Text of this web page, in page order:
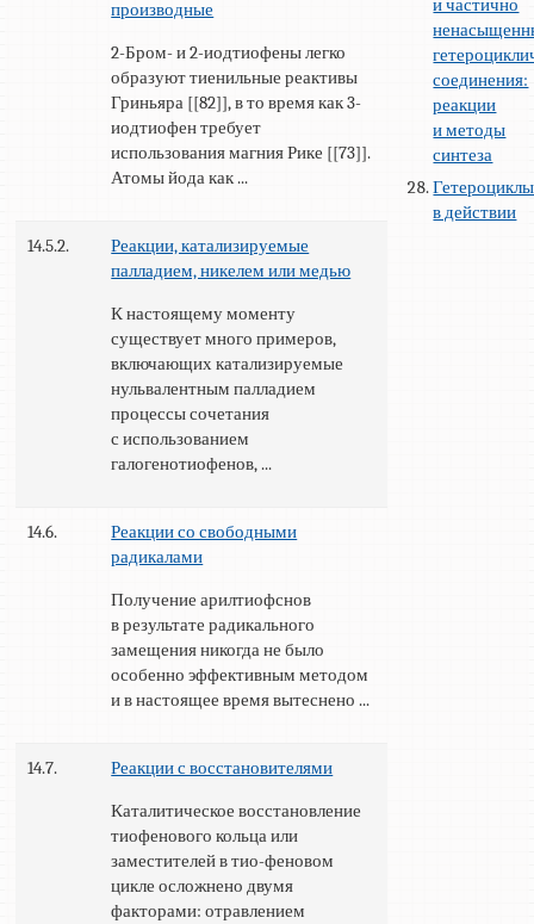
производные
2-Бром- и 2-иодтиофены легко
образуют тиенильные реактивы
Гриньяра [[82]], в то время как 3-
иодтиофен требует
использования магния Рике [[73]].
Атомы йода как ...
14.5.2.
Реакции, катализируемые
палладием, никелем или медью
К настоящему моменту
существует много примеров,
включающих катализируемые
нульвалентным палладием
процессы сочетания
с использованием
галогенотиофенов, ...
14.6.
Реакции со свободными
радикалами
Получение арилтиофснов
в результате радикального
замещения никогда не было
особенно эффективным методом
и в настоящее время вытеснено ...
14.7.
Реакции с восстановителями
Каталитическое восстановление
тиофенового кольца или
заместителей в тио-феновом
цикле осложнено двумя
факторами: отравлением
и частично
соединения:
реакции
и методы
синтеза
Гетероциклы
в действии